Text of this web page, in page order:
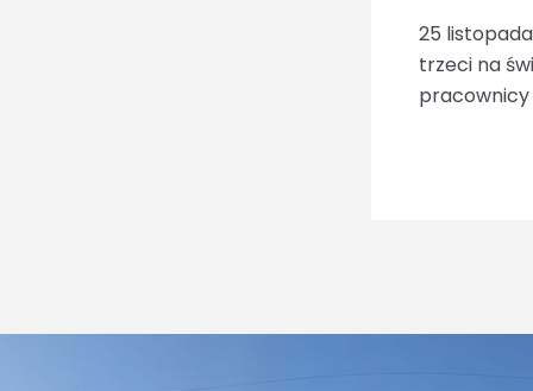
25
trzeci na
pracownicy